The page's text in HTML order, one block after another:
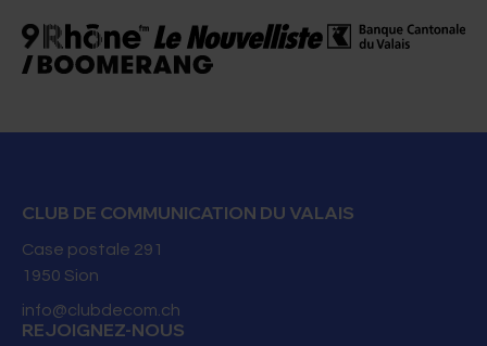
Secrétaire YouComm Fribourg
CLUB DE COMMUNICATION DU VALAIS
Case postale 291
1950 Sion
info@clubdecom.ch
REJOIGNEZ-NOUS